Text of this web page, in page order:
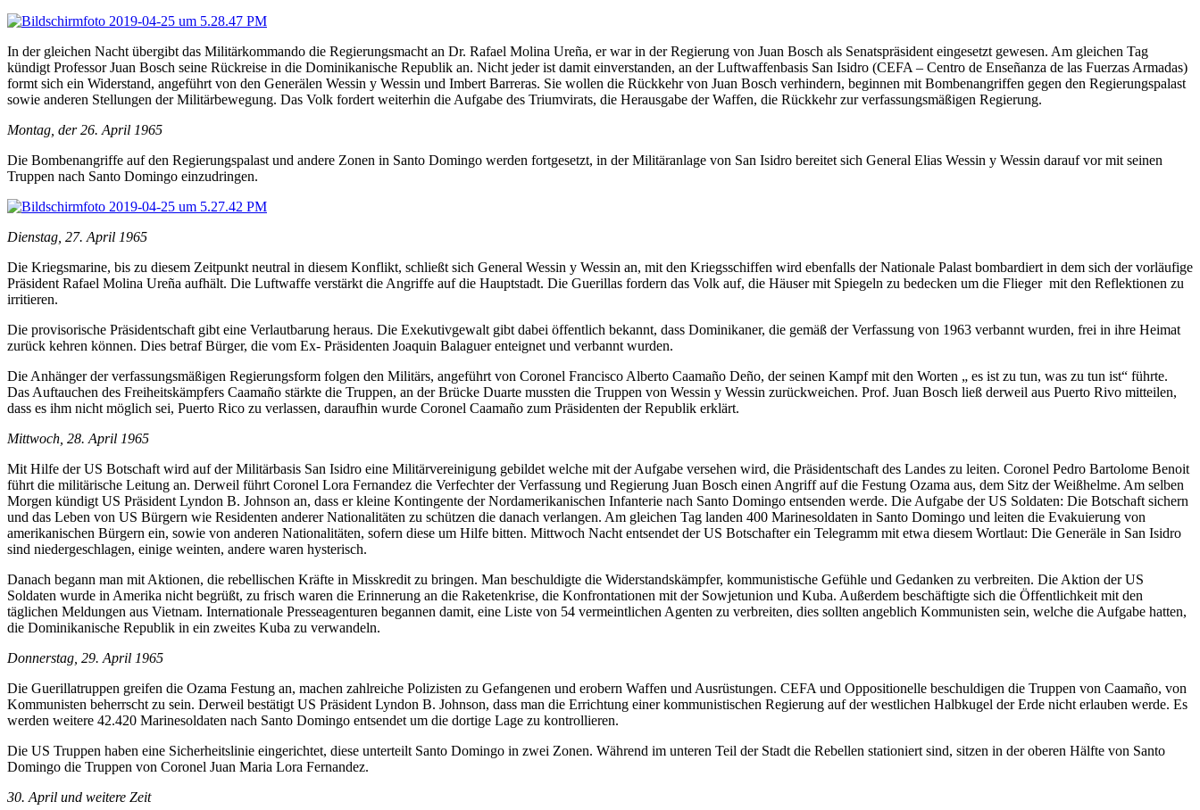
In der gleichen Nacht übergibt das Militärkommando die Regierungsmacht an Dr. Rafael Molina Ureña, er war in der Regierung von Juan Bosch als Senatspräsident eingesetzt gewesen. Am gleichen Tag
kündigt Professor Juan Bosch seine Rückreise in die Dominikanische Republik an. Nicht jeder ist damit einverstanden, an der Luftwaffenbasis San Isidro (CEFA – Centro de Enseñanza de las Fuerzas Armadas)
formt sich ein Widerstand, angeführt von den Generälen Wessin y Wessin und Imbert Barreras. Sie wollen die Rückkehr von Juan Bosch verhindern, beginnen mit Bombenangriffen gegen den Regierungspalast
sowie anderen Stellungen der Militärbewegung. Das Volk fordert weiterhin die Aufgabe des Triumvirats, die Herausgabe der Waffen, die Rückkehr zur verfassungsmäßigen Regierung.
Montag, der 26. April 1965
Die Bombenangriffe auf den Regierungspalast und andere Zonen in Santo Domingo werden fortgesetzt, in der Militäranlage von San Isidro bereitet sich General Elias Wessin y Wessin darauf vor mit seinen
Truppen nach Santo Domingo einzudringen.
Dienstag, 27. April 1965
Die Kriegsmarine, bis zu diesem Zeitpunkt neutral in diesem Konflikt, schließt sich General Wessin y Wessin an, mit den Kriegsschiffen wird ebenfalls der Nationale Palast bombardiert in dem sich der vorläufige
Präsident Rafael Molina Ureña aufhält. Die Luftwaffe verstärkt die Angriffe auf die Hauptstadt. Die Guerillas fordern das Volk auf, die Häuser mit Spiegeln zu bedecken um die Flieger mit den Reflektionen zu
irritieren.
Die provisorische Präsidentschaft gibt eine Verlautbarung heraus. Die Exekutivgewalt gibt dabei öffentlich bekannt, dass Dominikaner, die gemäß der Verfassung von 1963 verbannt wurden, frei in ihre Heimat
zurück kehren können. Dies betraf Bürger, die vom Ex- Präsidenten Joaquin Balaguer enteignet und verbannt wurden.
Die Anhänger der verfassungsmäßigen Regierungsform folgen den Militärs, angeführt von Coronel Francisco Alberto Caamaño Deño, der seinen Kampf mit den Worten „ es ist zu tun, was zu tun ist“ führte.
Das Auftauchen des Freiheitskämpfers Caamaño stärkte die Truppen, an der Brücke Duarte mussten die Truppen von Wessin y Wessin zurückweichen. Prof. Juan Bosch ließ derweil aus Puerto Rivo mitteilen,
dass es ihm nicht möglich sei, Puerto Rico zu verlassen, daraufhin wurde Coronel Caamaño zum Präsidenten der Republik erklärt.
Mittwoch, 28. April 1965
Mit Hilfe der US Botschaft wird auf der Militärbasis San Isidro eine Militärvereinigung gebildet welche mit der Aufgabe versehen wird, die Präsidentschaft des Landes zu leiten. Coronel Pedro Bartolome Benoit
führt die militärische Leitung an. Derweil führt Coronel Lora Fernandez die Verfechter der Verfassung und Regierung Juan Bosch einen Angriff auf die Festung Ozama aus, dem Sitz der Weißhelme. Am selben
Morgen kündigt US Präsident Lyndon B. Johnson an, dass er kleine Kontingente der Nordamerikanischen Infanterie nach Santo Domingo entsenden werde. Die Aufgabe der US Soldaten: Die Botschaft sichern
und das Leben von US Bürgern wie Residenten anderer Nationalitäten zu schützen die danach verlangen. Am gleichen Tag landen 400 Marinesoldaten in Santo Domingo und leiten die Evakuierung von
amerikanischen Bürgern ein, sowie von anderen Nationalitäten, sofern diese um Hilfe bitten. Mittwoch Nacht entsendet der US Botschafter ein Telegramm mit etwa diesem Wortlaut: Die Generäle in San Isidro
sind niedergeschlagen, einige weinten, andere waren hysterisch.
Danach begann man mit Aktionen, die rebellischen Kräfte in Misskredit zu bringen. Man beschuldigte die Widerstandskämpfer, kommunistische Gefühle und Gedanken zu verbreiten. Die Aktion der US
Soldaten wurde in Amerika nicht begrüßt, zu frisch waren die Erinnerung an die Raketenkrise, die Konfrontationen mit der Sowjetunion und Kuba. Außerdem beschäftigte sich die Öffentlichkeit mit den
täglichen Meldungen aus Vietnam. Internationale Presseagenturen begannen damit, eine Liste von 54 vermeintlichen Agenten zu verbreiten, dies sollten angeblich Kommunisten sein, welche die Aufgabe hatten,
die Dominikanische Republik in ein zweites Kuba zu verwandeln.
Donnerstag, 29. April 1965
Die Guerillatruppen greifen die Ozama Festung an, machen zahlreiche Polizisten zu Gefangenen und erobern Waffen und Ausrüstungen. CEFA und Oppositionelle beschuldigen die Truppen von Caamaño, von
Kommunisten beherrscht zu sein. Derweil bestätigt US Präsident Lyndon B. Johnson, dass man die Errichtung einer kommunistischen Regierung auf der westlichen Halbkugel der Erde nicht erlauben werde. Es
werden weitere 42.420 Marinesoldaten nach Santo Domingo entsendet um die dortige Lage zu kontrollieren.
Die US Truppen haben eine Sicherheitslinie eingerichtet, diese unterteilt Santo Domingo in zwei Zonen. Während im unteren Teil der Stadt die Rebellen stationiert sind, sitzen in der oberen Hälfte von Santo
Domingo die Truppen von Coronel Juan Maria Lora Fernandez.
30. April und weitere Zeit